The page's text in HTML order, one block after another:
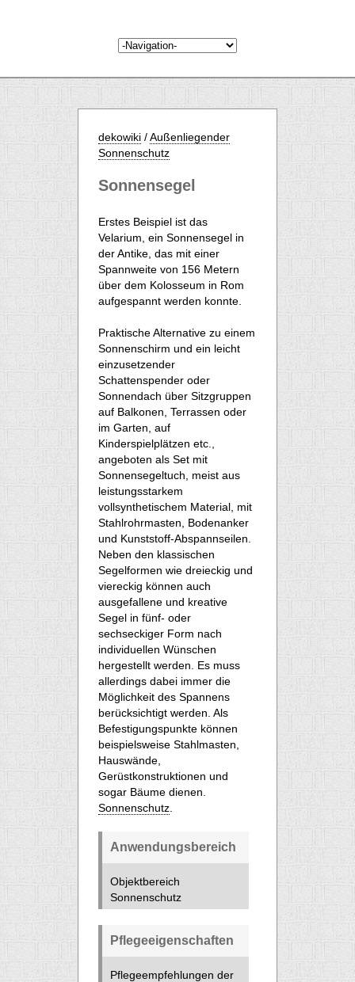
dekowiki /Außenliegender
Sonnenschutz
Sonnensegel
Erstes Beispiel ist das
Velarium, ein Sonnensegel in
der Antike, das mit einer
Spannweite von 156 Metern
über dem Kolosseum in Rom
aufgespannt werden konnte.
Praktische Alternative zu einem
Sonnenschirm und ein leicht
einzusetzender
Schattenspender oder
Sonnendach über Sitzgruppen
auf Balkonen, Terrassen oder
im Garten, auf
Kinderspielplätzen etc.,
angeboten als Set mit
Sonnensegeltuch, meist aus
leistungsstarkem
vollsynthetischem Material, mit
Stahlrohrmasten, Bodenanker
und Kunststoff-Abspannseilen.
Neben den klassischen
Segelformen wie dreieckig und
viereckig können auch
ausgefallene und kreative
Segel in fünf- oder
sechseckiger Form nach
individuellen Wünschen
hergestellt werden. Es muss
allerdings dabei immer die
Möglichkeit des Spannens
berücksichtigt werden. Als
Befestigungspunkte können
beispielsweise Stahlmasten,
Hauswände,
Gerüstkonstruktionen und
sogar Bäume dienen.
Sonnenschutz
Anwendungsbereich
Objektbereich
Sonnenschutz
Pflegeeigenschaften
Pflegeempfehlungen der